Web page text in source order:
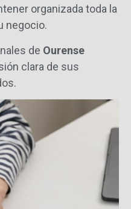
organizadatoda la
negocio.
de Ourense
clara de sus